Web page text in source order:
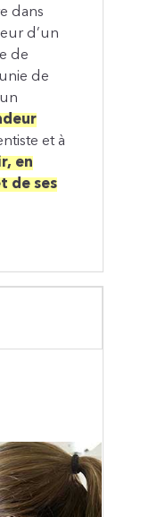
dans
d’un
de
de
et à
en
de ses